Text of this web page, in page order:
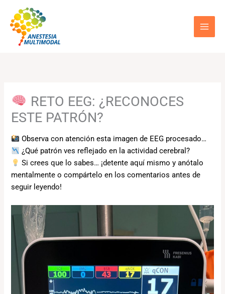
contenido
RETO EEG: ¿RECONOCES
ESTE PATRÓN?
Observa con atención esta imagen de EEG procesado…
¿Qué patrón ves reflejado en la actividad cerebral?
Si crees que lo sabes… ¡detente aquí mismo y anótalo
mentalmente o compártelo en los comentarios antes de
seguir leyendo!